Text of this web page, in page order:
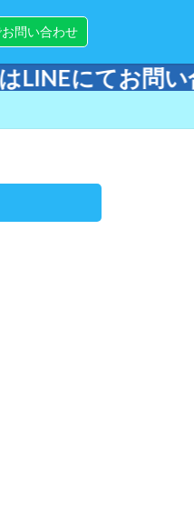
問い合わせ
せください。